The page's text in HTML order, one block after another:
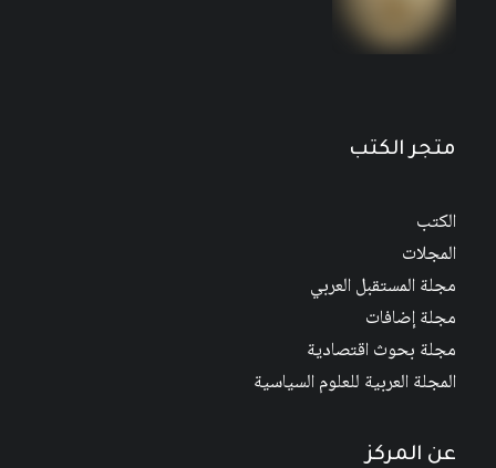
متجر الكتب
الكتب
المجلات
مجلة المستقبل العربي
مجلة إضافات
مجلة بحوث اقتصادية
المجلة العربية للعلوم السياسية
عن المركز